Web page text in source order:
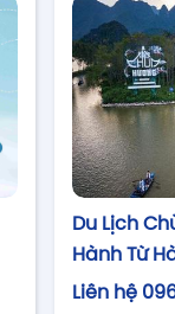
Du Lịch
Hành Từ
Liên hệ